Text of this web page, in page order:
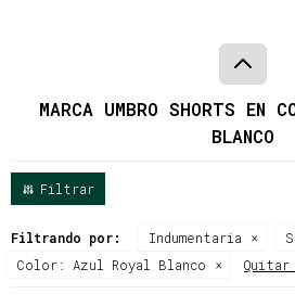
MARCA UMBRO SHORTS EN
BLANCO
Filtrando por: Indumentaria
Color:
Azul Royal Blanco